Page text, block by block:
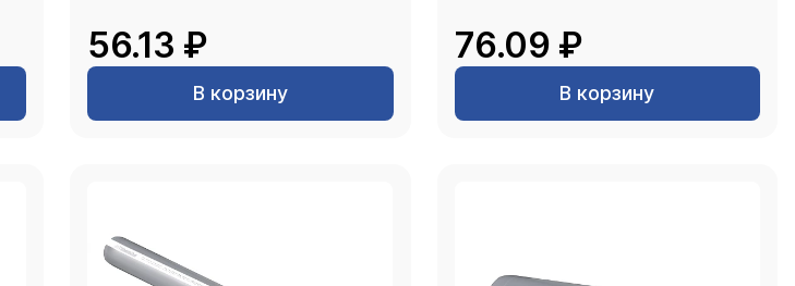
56.13 ₽
В корзину
76.09 ₽
В корзину